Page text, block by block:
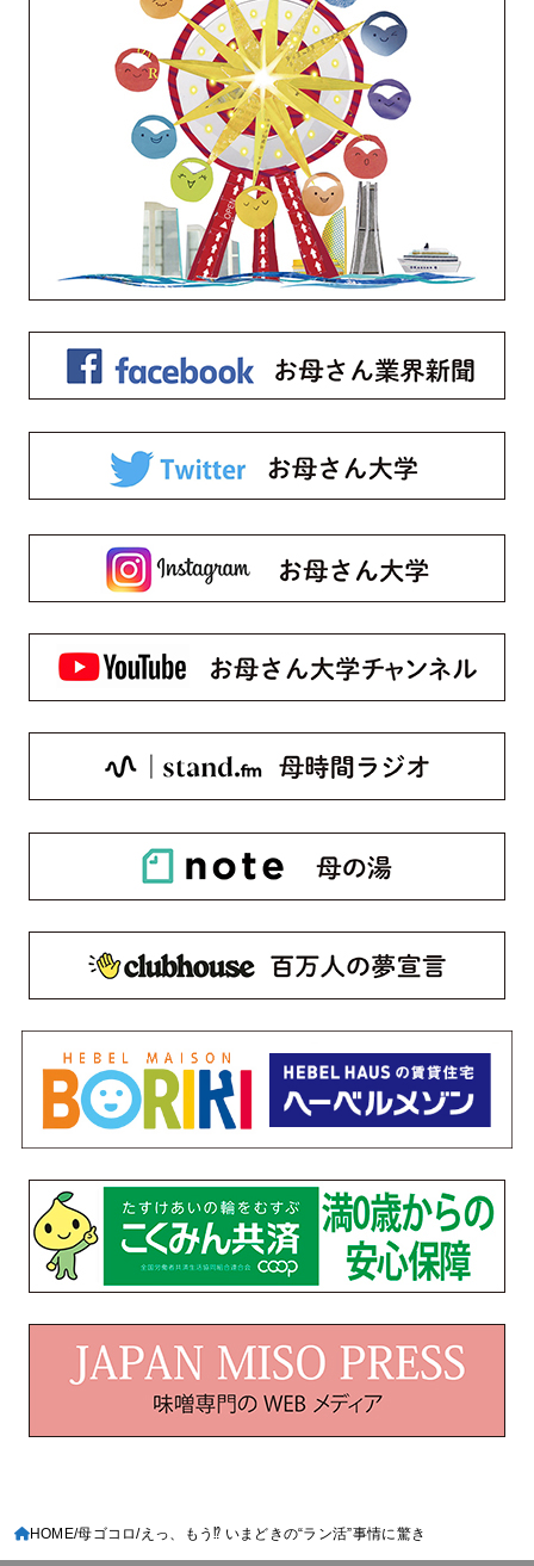
HOME 母ゴコロ えっ、もう⁉ いまどきの“ラン活”事情に驚き